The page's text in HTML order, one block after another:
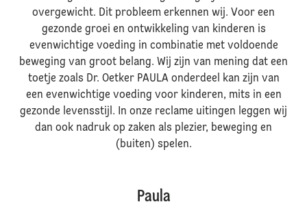
overgewicht. Dit probleem erkennen wij. Voor een
gezonde groei en ontwikkeling van kinderen is
evenwichtige voeding in combinatie met voldoende
beweging van groot belang. Wij zijn van mening dat een
toetje zoals Dr. Oetker PAULA onderdeel kan zijn van
een evenwichtige voeding voor kinderen, mits in een
gezonde levensstijl. In onze reclame uitingen leggen wij
dan ook nadruk op zaken als plezier, beweging en
(buiten) spelen.
Paula